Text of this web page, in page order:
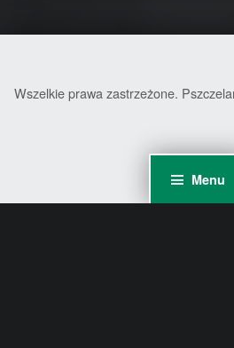
Menu
Wszelkie prawa zastrzeżone.